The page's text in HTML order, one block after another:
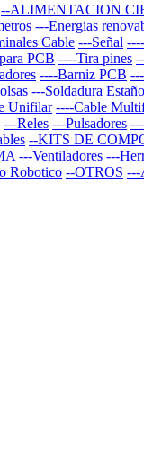
--ALIMENTACION
---Energias
Cable ---Señal
PCB ----Tira pines
----Barniz PCB
---Soldadura Estaño
Unifilar ----Cable
---Reles ---Pulsadores
--KITS DE
---Ventiladores ---
Robotico --OTROS ---